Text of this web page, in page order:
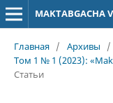
MAKTABGACHA
Главная / Архивы
/
Том 1 № 1 (2023):
Статьи